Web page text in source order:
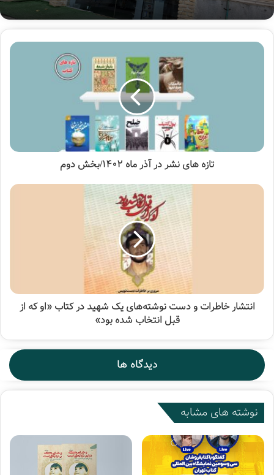
سفیر فاطمی میز کتاب
تازه های نشر در آذر ماه ۱۴۰۲/بخش دوم
انتشار خاطرات و دست نوشته‌های یک شهید در کتاب «او که از
قبل انتخاب شده بود»
دیدگاه ها
نوشته های مشابه